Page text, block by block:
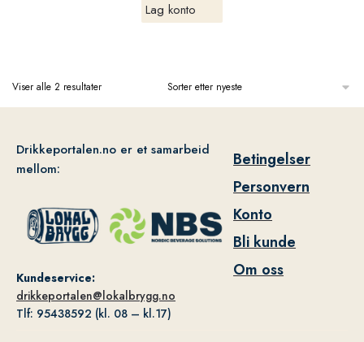
Lag konto
Viser alle 2 resultater
Drikkeportalen.no er et samarbeid
mellom:
Kundeservice:
drikkeportalen@lokalbrygg.no
Tlf: 95438592 (kl. 08 – kl.17)
Betingelser
Personvern
Konto
Bli kunde
Om oss